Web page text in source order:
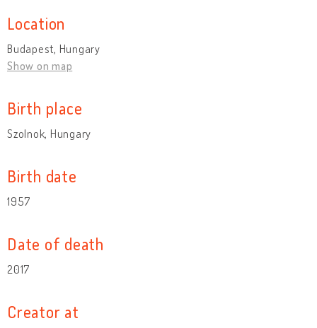
Location
Budapest, Hungary
Show on map
Birth place
Szolnok, Hungary
Birth date
1957
Date of death
2017
Creator at